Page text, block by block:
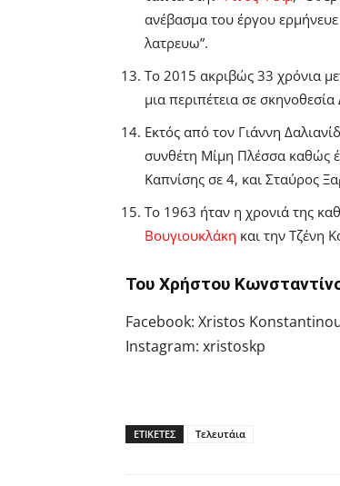
ανέβασμα του έργου
λατρευω”.
Το 2015 ακριβώς 33 χρόνια
μια περιπέτεια σε
Εκτός από τον Γιάννη
συνθέτη Μίμη Πλέσσα καθώς
Καπνίσης σε 4, και Σταύρος
Το 1963 ήταν η χρονιά της
Βουγιουκλάκη και την Τζένη
Του Χρήστου
Facebook: Xristos
Instagram: xristoskp
ΕΤΙΚΕΤΕΣ Τελευτάια